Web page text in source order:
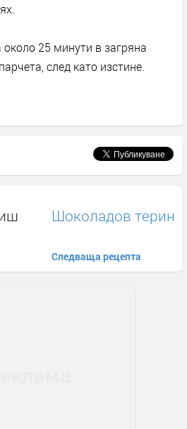
25 минути в загряна
след като изстине.
Шоколадов терин
Следваща рецепта